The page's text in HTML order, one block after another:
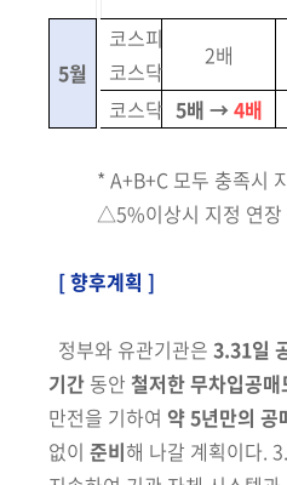
5월
코스피
코스닥
2배
코스닥 5배 → 4배
* A+B+C 모두 충족시
△5%이상시 지정 연장
[ 향후계획 ]
정부와 유관기관은 3.31일
기간 동안 철저한무차입공
만전을 기하여 약 5년만의 공
없이 준비해 나갈 계획이다.